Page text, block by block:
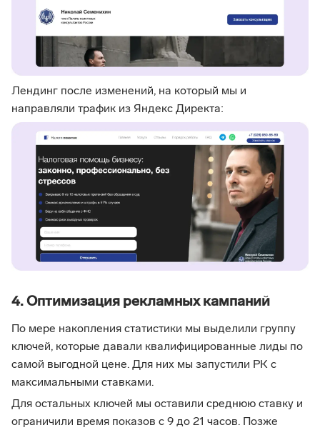
Лендинг после изменений, на который мы и
направляли трафик из Яндекс Директа:
4. Оптимизация рекламных кампаний
По мере накопления статистики мы выделили группу
ключей, которые давали квалифицированные лиды по
самой выгодной цене. Для них мы запустили РК с
максимальными ставками.
Для остальных ключей мы оставили среднюю ставку и
ограничили время показов с 9 до 21 часов. Позже